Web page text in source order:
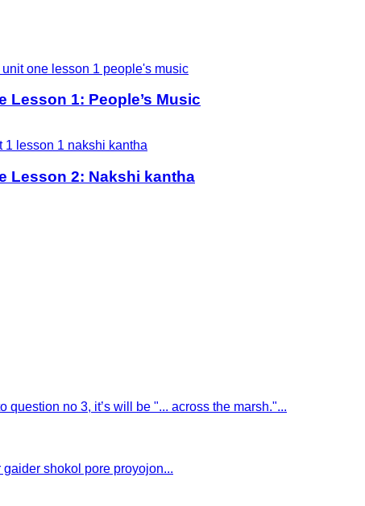
Lesson 1: People’s Music
Lesson 2: Nakshi kantha
question no 3, it’s will be "... across the marsh."...
shokol pore proyojon...